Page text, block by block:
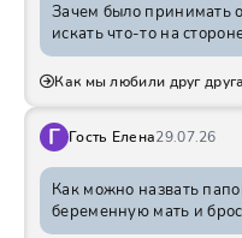
Зачем было принимать
искать что-то на
Как мы любили друг
Г Гость Елена29.07.26
Как можно назвать
беременную мать и